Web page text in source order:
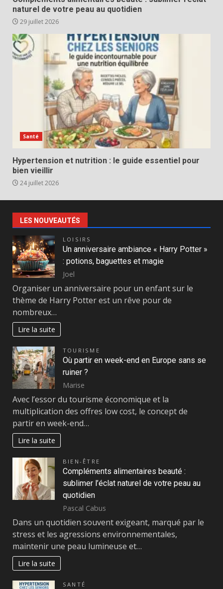
naturel de votre peau au quotidien
29 juillet 2026
Santé
Hypertension et nutrition : le guide essentiel pour
bien vieillir
24 juillet 2026
LES NOUVEAUTÉS
LOISIRS
Un anniversaire ambiance « Harry Potter »
: potions, baguettes et magie
Joel
Organiser un anniversaire pour un enfant sur le
thème de Harry Potter est un rêve pour de
nombreux…
Lire la suite
TOURISME
Où partir en week-end en Europe sans se
ruiner ?
Marise
Avec l’essor du tourisme économique et la
multiplication des offres low cost, le concept de
partir en week-end…
Lire la suite
BIEN-ÊTRE
Compléments alimentaires beauté :
sublimer l’éclat naturel de votre peau au
quotidien
Pascal Cabus
Dans un quotidien souvent exigeant, marqué par le
stress et les agressions environnementales,
maintenir une peau lumineuse et…
Lire la suite
SANTÉ